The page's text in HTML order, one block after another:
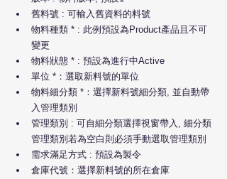
舊料號 : 可輸入舊資料的料號
物料種類 * : 此例預設為Product產品且不可
變更
物料狀態 * : 預設為進行中Active
單位 *：選取新料號的單位
物料細分類 *：選擇新料號細分類, 並自動帶
入管理類別
管理類別 : 可自細分類選擇視窗帶入, 細分類
管理類別若為空白則必須手動選取管理類別
需求滿足方式 : 預設為製令
倉庫代號：選擇新料號的所在倉庫